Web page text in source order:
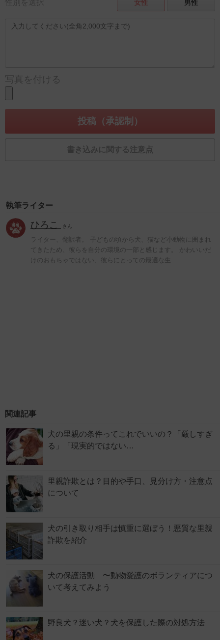
性別を選択 女性 男性
写真を付ける
書き込みに関する注意点
執筆ライター
ひろこ さん
ライター、翻訳者。 子どもの頃から犬、猫など小動物に囲まれ
てきたため、彼らを自分の環境の一部と感じます。 かわいいだ
けのおもちゃではない、彼らにとっての最適な生…
関連記事
犬の里親の条件ってこれでいいの？「厳しすぎ
る」「現実的ではない…
里親詐欺とは？目的や手口、見分け方・注意点
について
犬の引き取り相手は慎重に選ぼう！悪質な里親
詐欺を紹介
犬の保護活動 〜動物愛護のボランティアにつ
いて考えてみよう
野良犬？迷い犬？犬を保護した際の対処方法